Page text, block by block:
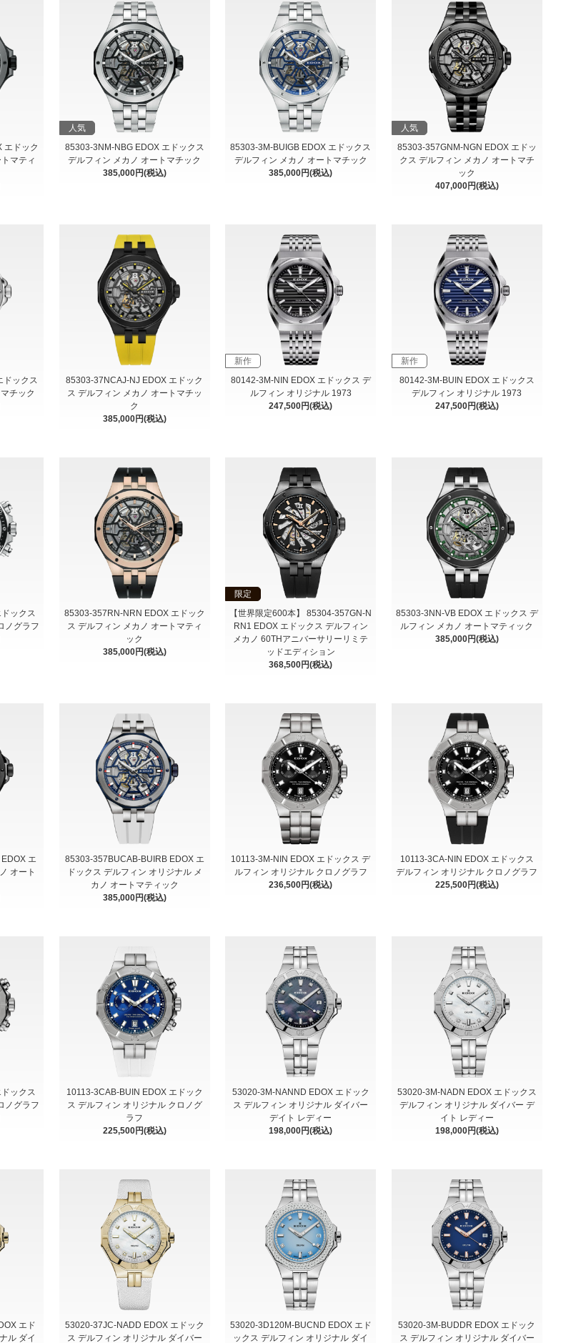
エドック
マティ
人気
85303-3NM-NBG EDOX エドックス
デルフィン メカノ オートマチック
385,000円(税込)
85303-3M-BUIGB EDOX エドックス
デルフィン メカノ オートマチック
385,000円(税込)
人気
85303-357GNM-NGN EDOX エドッ
クス デルフィン メカノ オートマチ
ック
407,000円(税込)
ドックス
チック
85303-37NCAJ-NJ EDOX エドック
ス デルフィン メカノ オートマチッ
ク
385,000円(税込)
新作
80142-3M-NIN EDOX エドックス デ
ルフィン オリジナル 1973
247,500円(税込)
新作
80142-3M-BUIN EDOX エドックス
デルフィン オリジナル 1973
247,500円(税込)
ックス
ノグラフ
85303-357RN-NRN EDOX エドック
ス デルフィン メカノ オートマティ
ック
385,000円(税込)
限定
【世界限定600本】 85304-357GN-N
RN1 EDOX エドックス デルフィン
メカノ 60THアニバーサリーリミテ
ッドエディション
368,500円(税込)
85303-3NN-VB EDOX エドックス デ
ルフィン メカノ オートマティック
385,000円(税込)
エ
オート
85303-357BUCAB-BUIRB EDOX エ
ドックス デルフィン オリジナル メ
カノ オートマティック
385,000円(税込)
10113-3M-NIN EDOX エドックス デ
ルフィン オリジナル クロノグラフ
236,500円(税込)
10113-3CA-NIN EDOX エドックス
デルフィン オリジナル クロノグラフ
225,500円(税込)
ックス
ノグラフ
10113-3CAB-BUIN EDOX エドック
ス デルフィン オリジナル クロノグ
ラフ
225,500円(税込)
53020-3M-NANND EDOX エドック
ス デルフィン オリジナル ダイバー
デイト レディー
198,000円(税込)
53020-3M-NADN EDOX エドックス
デルフィン オリジナル ダイバー デ
イト レディー
198,000円(税込)
エド
ル ダイ
53020-37JC-NADD EDOX エドック
ス デルフィン オリジナル ダイバー
53020-3D120M-BUCND EDOX エド
ックス デルフィン オリジナル ダイ
53020-3M-BUDDR EDOX エドック
ス デルフィン オリジナル ダイバー